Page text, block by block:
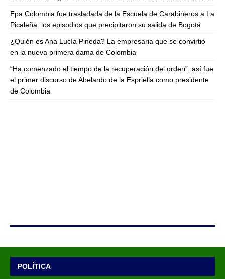
Epa Colombia fue trasladada de la Escuela de Carabineros a La
Picaleña: los episodios que precipitaron su salida de Bogotá
¿Quién es Ana Lucía Pineda? La empresaria que se convirtió
en la nueva primera dama de Colombia
“Ha comenzado el tiempo de la recuperación del orden”: así fue
el primer discurso de Abelardo de la Espriella como presidente
de Colombia
POLÍTICA